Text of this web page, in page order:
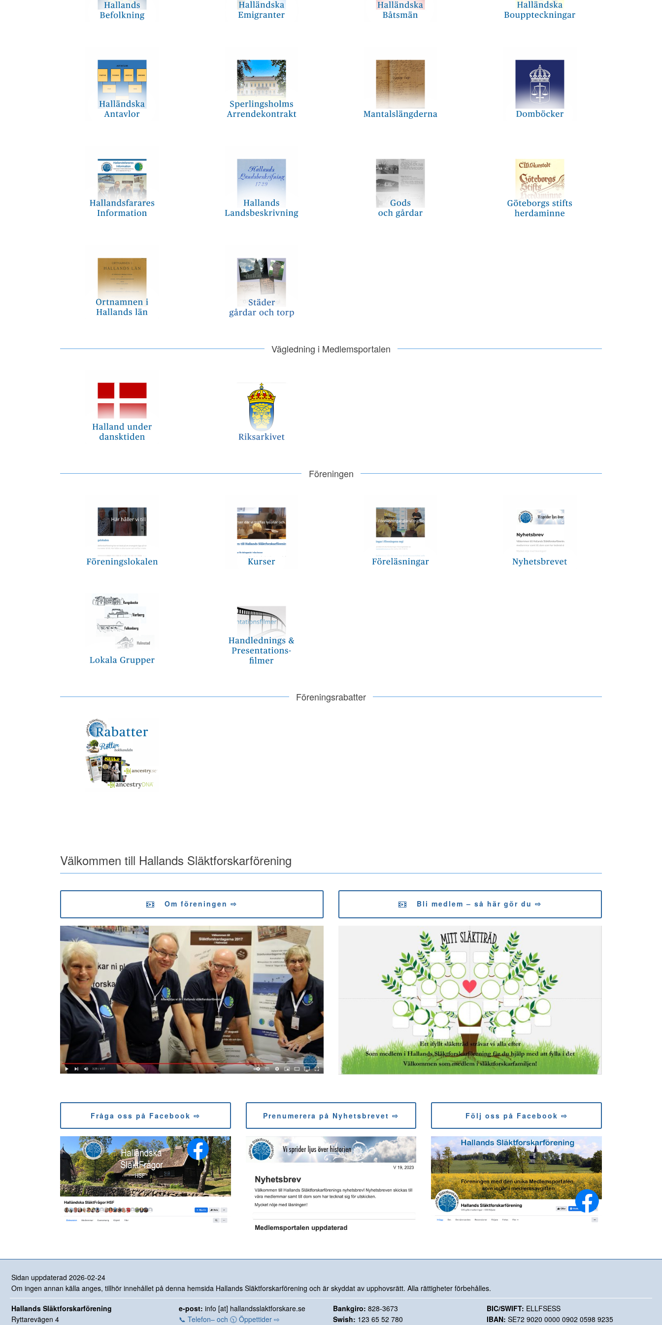
Vägledning i Medlemsportalen
Föreningen
Föreningsrabatter
Välkommen till Hallands Släktforskarförening
Om föreningen ⇨ Bli medlem – så här gör du ⇨
Fråga oss på Facebook ⇨ Prenumerera på Nyhetsbrevet ⇨ Följ oss på Facebook ⇨
Sidan uppdaterad 2026-02-24
Om ingen annan källa anges, tillhör innehållet på denna hemsida Hallands Släktforskarförening och är skyddat av upphovsrätt. Alla rättigheter förbehålles.
Hallands Släktforskarförening e-post: info [at] hallandsslaktforskare.se Bankgiro: 828-3673 BIC/SWIFT: ELLFSESS
Ryttarevägen 4
📞 Telefon– och 🕥 Öppettider ⇨ Swish: 123 65 52 780 IBAN: SE72 9020 0000 0902 0598 9235